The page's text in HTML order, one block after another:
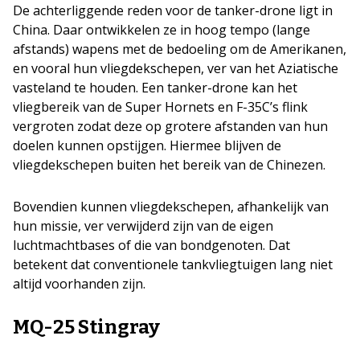
De achterliggende reden voor de tanker-drone ligt in
China. Daar ontwikkelen ze in hoog tempo (lange
afstands) wapens met de bedoeling om de Amerikanen,
en vooral hun vliegdekschepen, ver van het Aziatische
vasteland te houden. Een tanker-drone kan het
vliegbereik van de Super Hornets en F-35C’s flink
vergroten zodat deze op grotere afstanden van hun
doelen kunnen opstijgen. Hiermee blijven de
vliegdekschepen buiten het bereik van de Chinezen.
Bovendien kunnen vliegdekschepen, afhankelijk van
hun missie, ver verwijderd zijn van de eigen
luchtmachtbases of die van bondgenoten. Dat
betekent dat conventionele tankvliegtuigen lang niet
altijd voorhanden zijn.
MQ-25 Stingray